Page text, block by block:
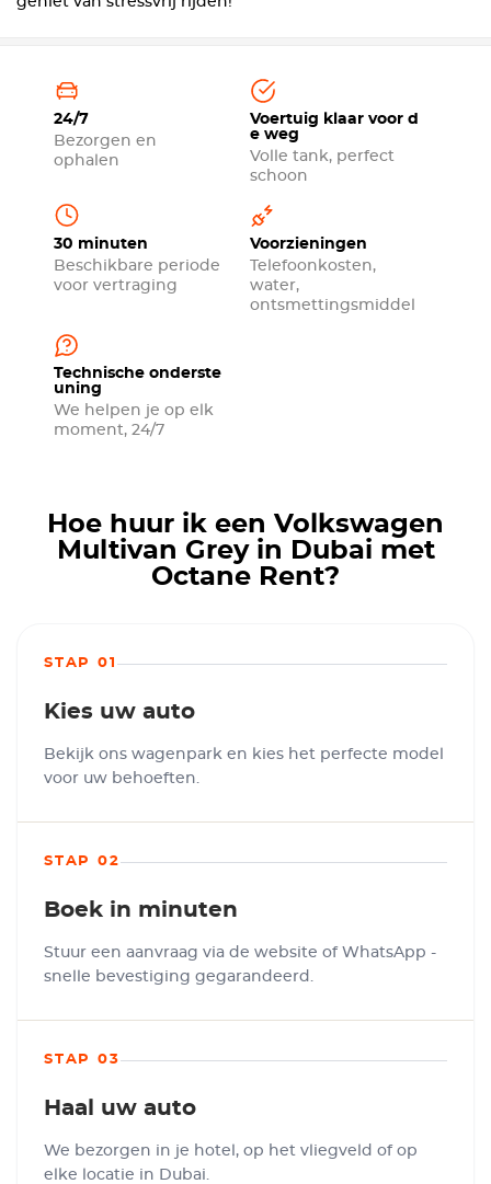
24/7
Bezorgen en
ophalen
Voertuig klaar voor d
e weg
Volle tank, perfect
schoon
30 minuten
Beschikbare periode
voor vertraging
Voorzieningen
Telefoonkosten,
water,
ontsmettingsmiddel
Technische onderste
uning
We helpen je op elk
moment, 24/7
Hoe huur ik een Volkswagen
Multivan Grey in Dubai met
Octane Rent?
STAP 01
Kies uw auto
Bekijk ons wagenpark en kies het perfecte model
voor uw behoeften.
STAP 02
Boek in minuten
Stuur een aanvraag via de website of WhatsApp -
snelle bevestiging gegarandeerd.
STAP 03
Haal uw auto
We bezorgen in je hotel, op het vliegveld of op
elke locatie in Dubai.